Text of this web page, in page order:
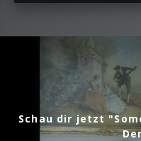
Schau dir jetzt